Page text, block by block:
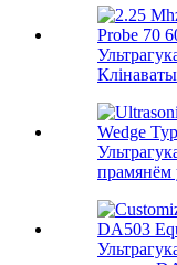
прамянём